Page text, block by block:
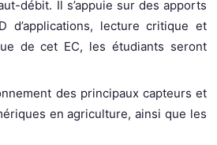
débit. Il s’appuie sur des apports
d’applications, lecture critique et
de cet EC, les étudiants seront
des principaux capteurs et
en agriculture, ainsi que les